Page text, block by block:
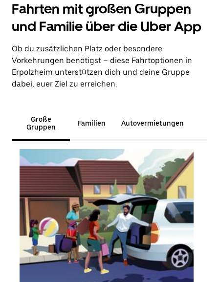
Fahrten mit großen Gruppen
und Familie über die Uber App
Ob du zusätzlichen Platz oder besondere
Vorkehrungen benötigst – diese Fahrtoptionen in
Erpolzheim unterstützen dich und deine Gruppe
dabei, euer Ziel zu erreichen.
Große
Gruppen
Familien Autovermietungen